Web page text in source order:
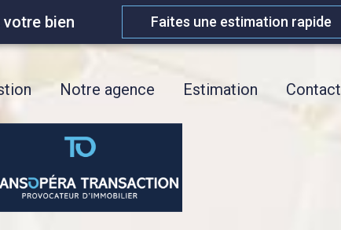
bien Faites une estimation rapide
Notre agence Estimation Contact